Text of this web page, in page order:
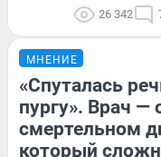
26 342
МНЕНИЕ
«Спуталась
пургу». Врач —
смертельном
который